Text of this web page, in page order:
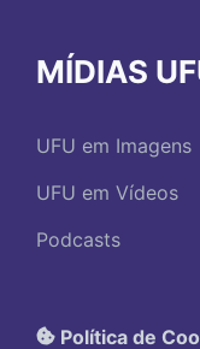
MÍDIAS
UFU em Imagens
UFU em Vídeos
Podcasts
Política de